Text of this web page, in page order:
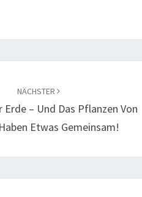
NÄCHSTER
Erde – Und Das Pflanzen Von
Etwas Gemeinsam!